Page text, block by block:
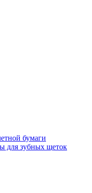
бумаги
для зубных щеток